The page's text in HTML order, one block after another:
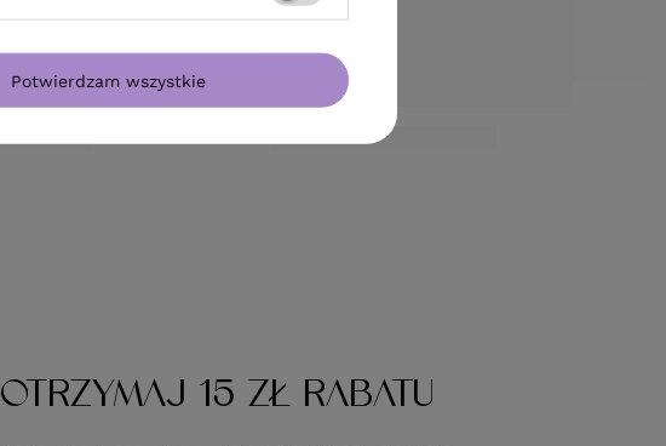
OTRZYMAJ 15 ZŁ RABATU
Potwierdzam wszystkie